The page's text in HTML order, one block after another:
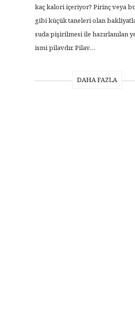
kaç kalori içeriyor? Pirinç veya
gibi küçük taneleri olan
suda pişirilmesi ile hazırlanılan
ismi pilavdır. Pilav…
DAHA FAZLA